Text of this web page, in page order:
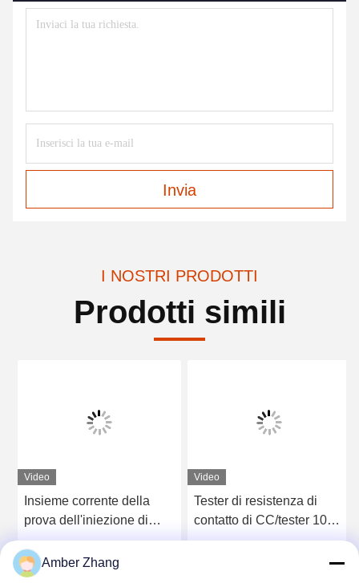
Invia
I NOSTRI PRODOTTI
Prodotti simili
Video
Insieme corrente della
prova dell'iniezione di
serie 500A del DDG,
tester dell'analizzatore
dell'interruttore per ricerca
Ottieni il miglior prezzo
Video
Tester di resistenza di
contatto di CC/tester 100A
200A 400A 600A
Amber Zhang